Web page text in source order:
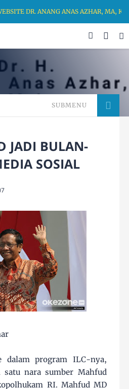
DR. ANANG ANAS AZHAR, MA,
SUBMENU
JADI BULAN-
SOSIAL
dalam program ILC-nya,
satu nara sumber Mahfud
RI. Mahfud MD